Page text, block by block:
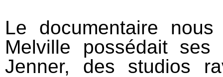
Le documentaire
Melville possédait
Jenner, des studios